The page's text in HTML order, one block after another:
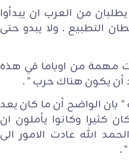
من العرب ان يبدأوا
التطبيع . ولا يبدو حتى
مهمة من اوباما في هذه
أن يكون هناك حرب " .
بان الواضح أن ما كان يعد
كثيرا وكانوا يأملون ان
الله عادت الامور الى
.